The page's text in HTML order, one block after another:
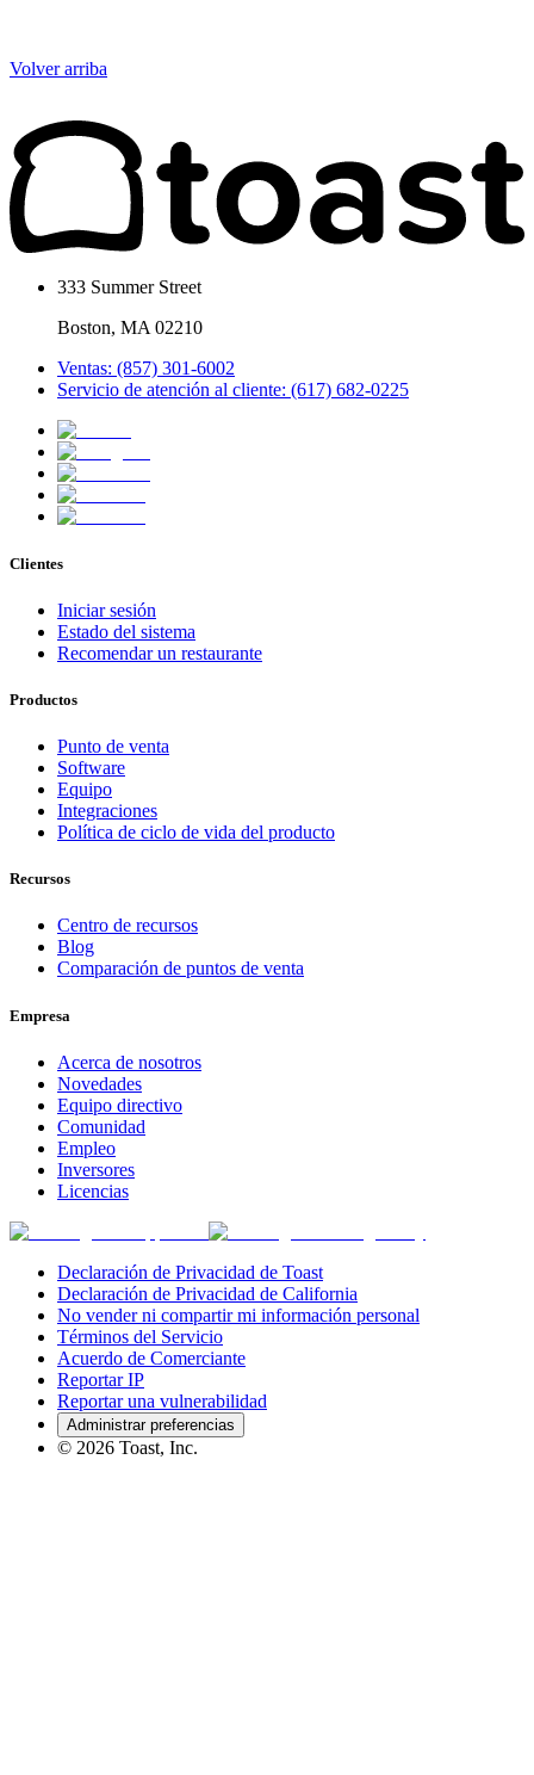
Volver arriba
333 Summer Street
Boston, MA 02210
Ventas: (857) 301-6002
Servicio de atención al cliente: (617) 682-0225
Clientes
Iniciar sesión
Estado del sistema
Recomendar un restaurante
Productos
Punto de venta
Software
Equipo
Integraciones
Política de ciclo de vida del producto
Recursos
Centro de recursos
Blog
Comparación de puntos de venta
Empresa
Acerca de nosotros
Novedades
Equipo directivo
Comunidad
Empleo
Inversores
Licencias
Declaración de Privacidad de Toast
Declaración de Privacidad de California
No vender ni compartir mi información personal
Términos del Servicio
Acuerdo de Comerciante
Reportar IP
Reportar una vulnerabilidad
Administrar preferencias
© 2026 Toast, Inc.